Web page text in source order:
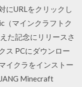
URLをクリックし
（マインクラフトク
た記念にリリースさ
ス PCにダウンロー
イクラをインストー
Minecraft